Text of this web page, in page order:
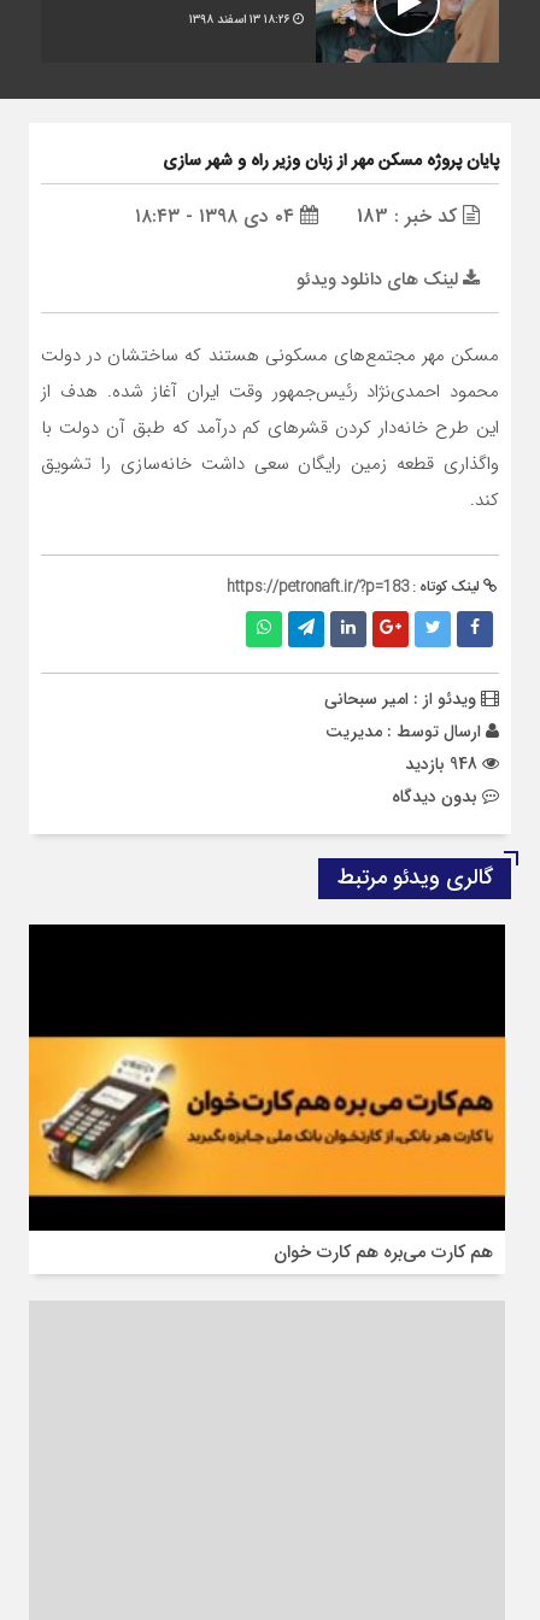
۱۳ اسفند ۱۳۹۸
پایان پروژه مسکن مهر از زبان وزیر راه و شهر سازی
کد خبر : 183
لینک های دانلود ویدئو
مسکن مهر مجتمع‌های مسکونی هستند که ساختشان در دولت
محمود احمدی‌نژاد رئیس‌جمهور وقت ایران آغاز شده. هدف از
این طرح خانه‌دار کردن قشرهای کم درآمد که طبق آن دولت با
واگذاری قطعه زمین رایگان سعی داشت خانه‌سازی را تشویق
کند.
لینک کوتاه :https://petronaft.ir/?p=183
ویدئو از : امیر سبحانی
ارسال توسط : مدیریت
بدون دیدگاه
گالری ویدئو مرتبط
هم کارت می‌بره هم کارت خوان